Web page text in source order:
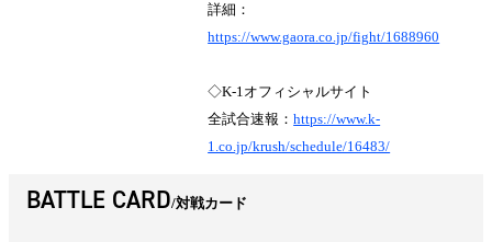
詳細：
https://www.gaora.co.jp/fight/1688960
◇K-1オフィシャルサイト
全試合速報：https://www.k-
1.co.jp/krush/schedule/16483/
BATTLE CARD 対戦カード